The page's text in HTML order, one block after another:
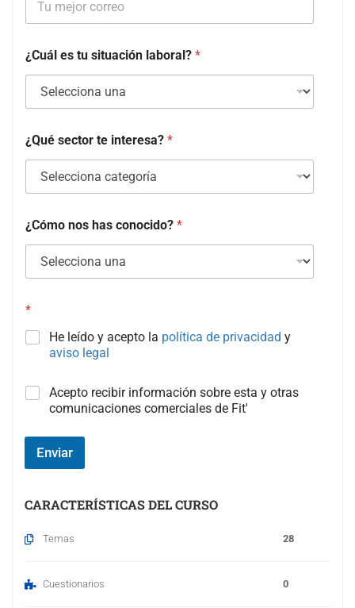
¿Cuál es tu situación laboral? *
¿Qué sector te interesa? *
¿Cómo nos has conocido? *
*
He leído y acepto la política de privacidad y
aviso legal
C
p
#
(
c
p
)
Acepto recibir información sobre esta y otras
comunicaciones comerciales de Fit'
Enviar
CARACTERÍSTICAS DEL CURSO
Temas 28
Cuestionarios 0